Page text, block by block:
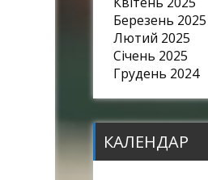
Березень 2025
Лютий 2025
Січень 2025
Грудень 2024
КАЛЕНДАР